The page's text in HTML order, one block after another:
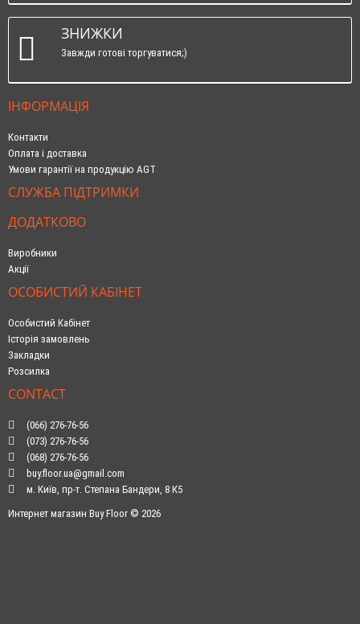
ЗНИЖКИ
Завжди готові торгуватися;)
ІНФОРМАЦІЯ
Контакти
Оплата і доставка
Умови гарантії на продукцію AGT
СЛУЖБА ПІДТРИМКИ
ДОДАТКОВО
Виробники
Акції
ОСОБИСТИЙ КАБІНЕТ
Особистий Кабінет
Історія замовлень
Закладки
Розсилка
CONTACT
(066) 276-76-56
(073) 276-76-56
(068) 276-76-56
buy.floor.ua@gmail.com
м. Київ, пр-т. Степана Бандери, 8 К5
Интернет магазин Buy Floor © 2026